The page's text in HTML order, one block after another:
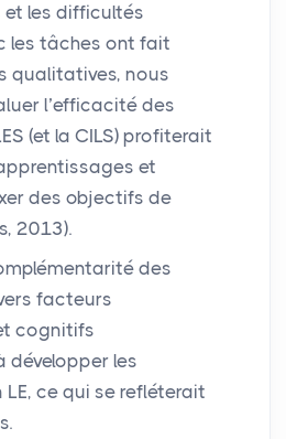
les difficultés
les tâches ont fait
qualitatives, nous
l’efficacité des
(et la CILS) profiterait
et
des objectifs de
2013).
des
facteurs
cognitifs
développer les
LE, ce qui se refléterait